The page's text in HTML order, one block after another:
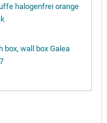
halogenfrei orange
box, wall box Galea